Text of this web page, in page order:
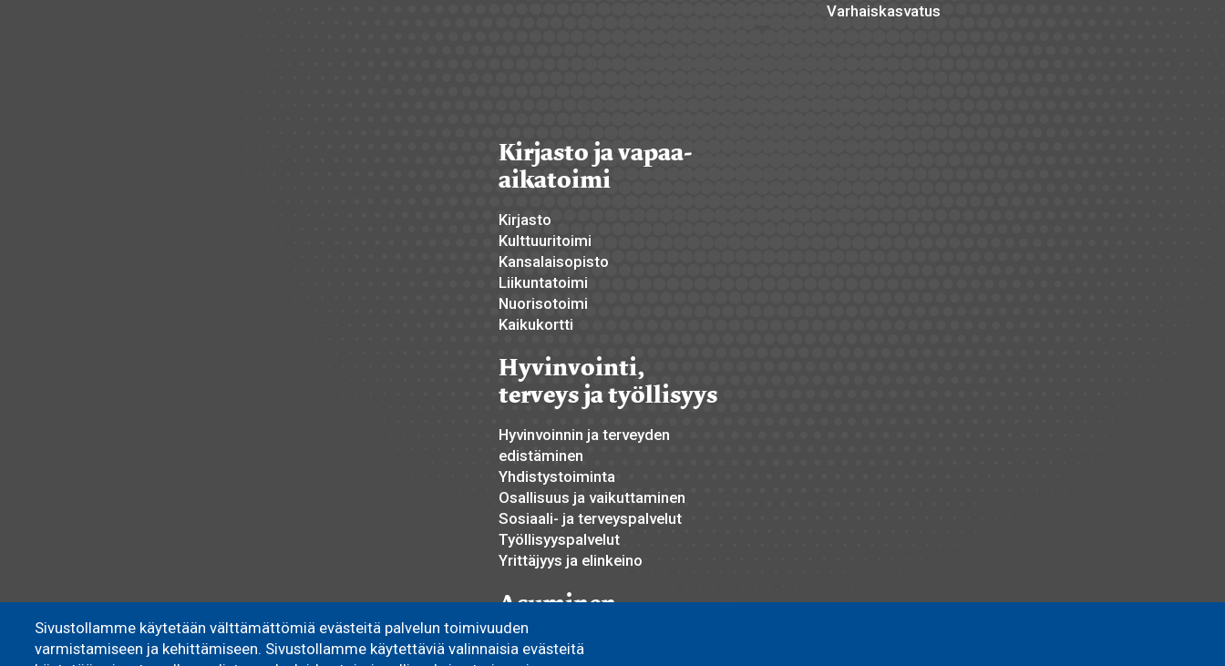
Sivustollamme käytetään välttämättömiä evästeitä palvelun toimivuuden
varmistamiseen ja kehittämiseen. Sivustollamme käytettäviä valinnaisia evästeitä
Varhaiskasvatus
Kirjasto ja vapaa-
aikatoimi
Kirjasto
Kulttuuritoimi
Kansalaisopisto
Liikuntatoimi
Nuorisotoimi
Kaikukortti
Hyvinvointi,
terveys ja työllisyys
Hyvinvoinnin ja terveyden
edistäminen
Yhdistystoiminta
Osallisuus ja vaikuttaminen
Sosiaali- ja terveyspalvelut
Työllisyyspalvelut
Yrittäjyys ja elinkeino
Asuminen
Pyhännän Monitoimitalo